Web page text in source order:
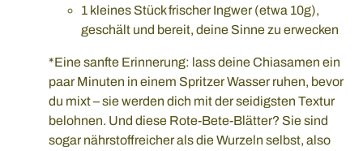
1 kleines Stück frischer Ingwer (etwa 10g),
geschält und bereit, deine Sinne zu erwecken
*Eine sanfte Erinnerung: lass deine Chiasamen ein
paar Minuten in einem Spritzer Wasser ruhen, bevor
du mixt – sie werden dich mit der seidigsten Textur
belohnen. Und diese Rote-Bete-Blätter? Sie sind
sogar nährstoffreicher als die Wurzeln selbst, also